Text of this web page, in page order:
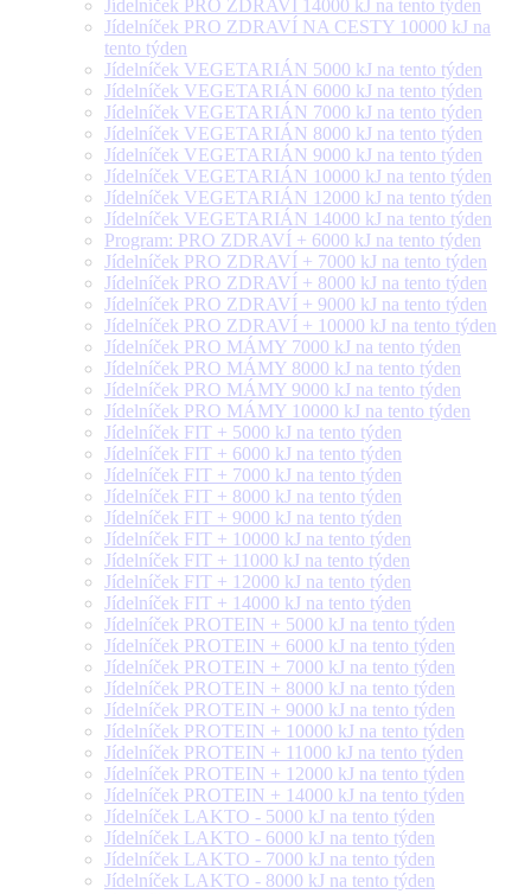
Jídelníček PRO ZDRAVÍ 14000 kJ na tento týden
Jídelníček PRO ZDRAVÍ NA CESTY 10000 kJ na
tento týden
Jídelníček VEGETARIÁN 5000 kJ na tento týden
Jídelníček VEGETARIÁN 6000 kJ na tento týden
Jídelníček VEGETARIÁN 7000 kJ na tento týden
Jídelníček VEGETARIÁN 8000 kJ na tento týden
Jídelníček VEGETARIÁN 9000 kJ na tento týden
Jídelníček VEGETARIÁN 10000 kJ na tento týden
Jídelníček VEGETARIÁN 12000 kJ na tento týden
Jídelníček VEGETARIÁN 14000 kJ na tento týden
Program: PRO ZDRAVÍ + 6000 kJ na tento týden
Jídelníček PRO ZDRAVÍ + 7000 kJ na tento týden
Jídelníček PRO ZDRAVÍ + 8000 kJ na tento týden
Jídelníček PRO ZDRAVÍ + 9000 kJ na tento týden
Jídelníček PRO ZDRAVÍ + 10000 kJ na tento týden
Jídelníček PRO MÁMY 7000 kJ na tento týden
Jídelníček PRO MÁMY 8000 kJ na tento týden
Jídelníček PRO MÁMY 9000 kJ na tento týden
Jídelníček PRO MÁMY 10000 kJ na tento týden
Jídelníček FIT + 5000 kJ na tento týden
Jídelníček FIT + 6000 kJ na tento týden
Jídelníček FIT + 7000 kJ na tento týden
Jídelníček FIT + 8000 kJ na tento týden
Jídelníček FIT + 9000 kJ na tento týden
Jídelníček FIT + 10000 kJ na tento týden
Jídelníček FIT + 11000 kJ na tento týden
Jídelníček FIT + 12000 kJ na tento týden
Jídelníček FIT + 14000 kJ na tento týden
Jídelníček PROTEIN + 5000 kJ na tento týden
Jídelníček PROTEIN + 6000 kJ na tento týden
Jídelníček PROTEIN + 7000 kJ na tento týden
Jídelníček PROTEIN + 8000 kJ na tento týden
Jídelníček PROTEIN + 9000 kJ na tento týden
Jídelníček PROTEIN + 10000 kJ na tento týden
Jídelníček PROTEIN + 11000 kJ na tento týden
Jídelníček PROTEIN + 12000 kJ na tento týden
Jídelníček PROTEIN + 14000 kJ na tento týden
Jídelníček LAKTO - 5000 kJ na tento týden
Jídelníček LAKTO - 6000 kJ na tento týden
Jídelníček LAKTO - 7000 kJ na tento týden
Jídelníček LAKTO - 8000 kJ na tento týden